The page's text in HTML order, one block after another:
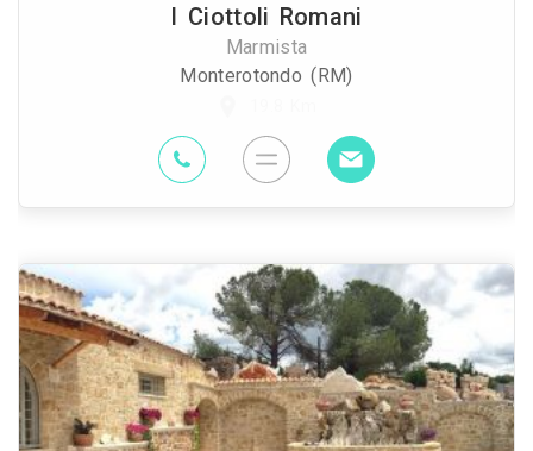
I Ciottoli Romani
Marmista
Monterotondo (RM)